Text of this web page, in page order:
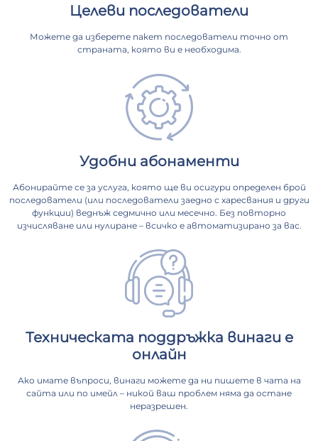
Целеви последователи
Можете да изберете пакет последователи точно от
страната, която ви е необходима.
Удобни абонаменти
Абонирайте се за услуга, която ще ви осигури определен брой
последователи (или последователи заедно с харесвания и други
функции) веднъж седмично или месечно. Без повторно
изчисляване или нулиране – всичко е автоматизирано за вас.
Техническата поддръжка винаги е
онлайн
Ако имате въпроси, винаги можете да ни пишете в чата на
сайта или по имейл – никой ваш проблем няма да остане
неразрешен.